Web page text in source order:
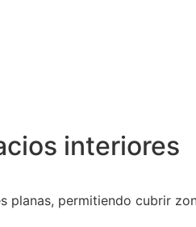
interiores
permitiendo cubrir